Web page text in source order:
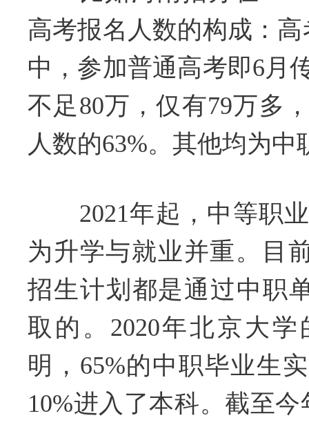
高考报名人数的构成：
中，参加普通高考即6月
不足80万，仅有79万多
人数的63%。其他均为中
2021年起，中等职业
为升学与就业并重。目
招生计划都是通过中职
取的。2020年北京大
明，65%的中职毕业生
10%进入了本科。截至